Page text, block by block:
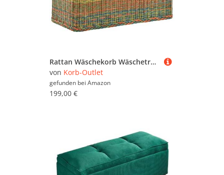
Rattan Wäschekorb Wäschetruhe Sitz gepolstert Honig, Flur-Bank Aufbewahrungsbox mit Deckel Bad-Hocker Sitzhocker Wäschesammler Sitz-Truhe Natur (Bunt, Rechteckig)
von Korb-Outlet
gefunden bei Amazon
199,00 €